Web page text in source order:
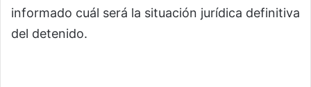
informado cuál será la situación jurídica definitiva
del detenido.